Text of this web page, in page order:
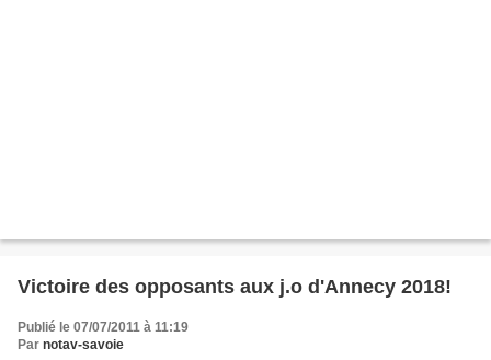
Victoire des opposants aux j.o d'Annecy 2018!
Publié le 07/07/2011 à 11:19
Par notav-savoie